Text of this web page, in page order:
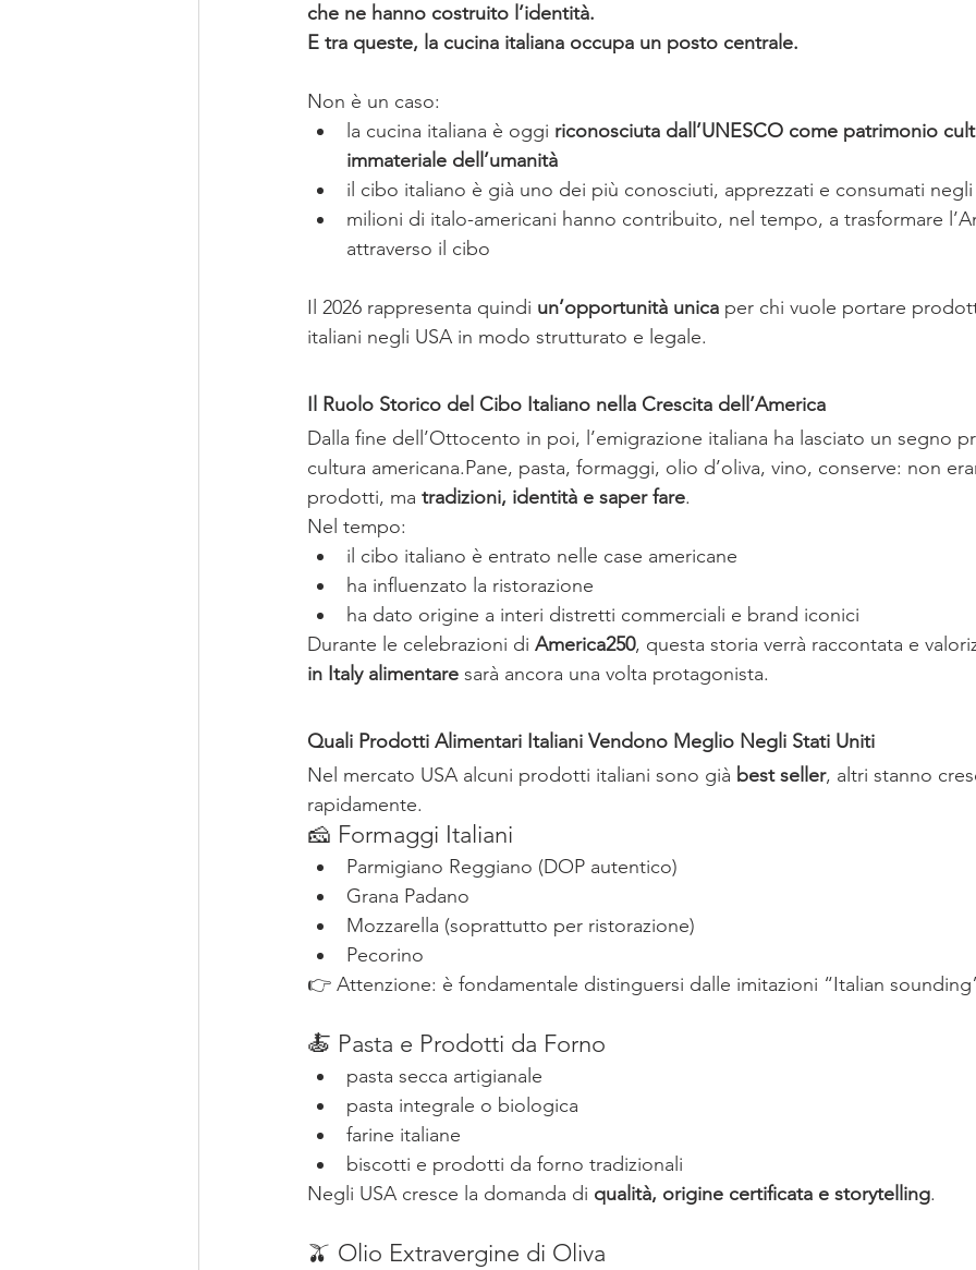
che ne hanno costruito l’identità.
E tra queste, la cucina italiana occupa un posto centrale.
Non è un caso:
la cucina italiana è oggi riconosciuta dall’UNESCO come patrimonio
immateriale dell’umanità
il cibo italiano è già uno dei più conosciuti, apprezzati e consumati
milioni di italo-americani hanno contribuito, nel tempo, a trasformare
attraverso il cibo
Il 2026 rappresenta quindi un’opportunità unica per chi vuole portare
italiani negli USA in modo strutturato e legale.
Il Ruolo Storico del Cibo Italiano nella Crescita dell’America
Dalla fine dell’Ottocento in poi, l’emigrazione italiana ha lasciato un segno
cultura americana.Pane, pasta, formaggi, olio d’oliva, vino, conserve: non
prodotti, ma tradizioni, identità e saper fare.
Nel tempo:
il cibo italiano è entrato nelle case americane
ha influenzato la ristorazione
ha dato origine a interi distretti commerciali e brand iconici
Durante le celebrazioni di America250, questa storia verrà raccontata e
in Italy alimentare sarà ancora una volta protagonista.
Quali Prodotti Alimentari Italiani Vendono Meglio Negli Stati Uniti
Nel mercato USA alcuni prodotti italiani sono già best seller, altri stanno
rapidamente.
🧀 Formaggi Italiani
Parmigiano Reggiano (DOP autentico)
Grana Padano
Mozzarella (soprattutto per ristorazione)
Pecorino
👉 Attenzione: è fondamentale distinguersi dalle imitazioni “Italian
🍝 Pasta e Prodotti da Forno
pasta secca artigianale
pasta integrale o biologica
farine italiane
biscotti e prodotti da forno tradizionali
Negli USA cresce la domanda di qualità, origine certificata e storytelling.
🫒 Olio Extravergine di Oliva